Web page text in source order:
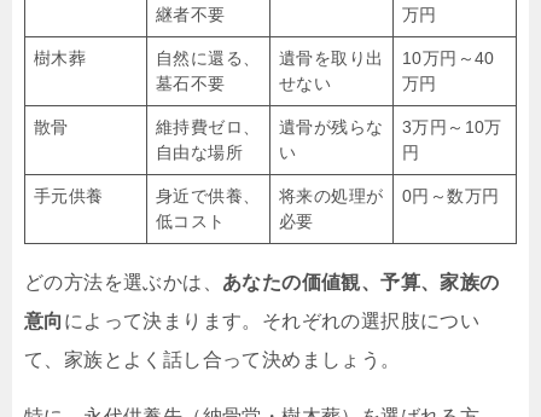
継者不要
万円
樹木葬
自然に還る、
墓石不要
遺骨を取り出
せない
10万円～40
万円
散骨
維持費ゼロ、
自由な場所
遺骨が残らな
い
3万円～10万
円
手元供養
身近で供養、
低コスト
将来の処理が
必要
0円～数万円
どの方法を選ぶかは、 あなたの価値観、予算、家族の
意向 によって決まります。それぞれの選択肢につい
て、家族とよく話し合って決めましょう。